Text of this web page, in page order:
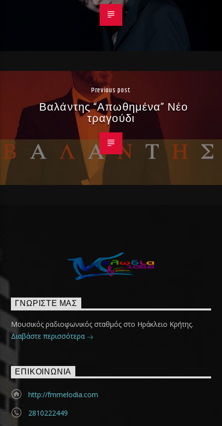
Previous post
Βαλάντης “Απωθημένα” Νέο
τραγούδι
ΓΝΩΡΊΣΤΕ ΜΑΣ
Μουσικός ραδιοφωνικός σταθμός στο Ηράκλειο Κρήτης.
Διαβάστε περισσότερα
ΕΠΙΚΟΙΝΩΝΊΑ
http://fmmelodia.com
2810222449